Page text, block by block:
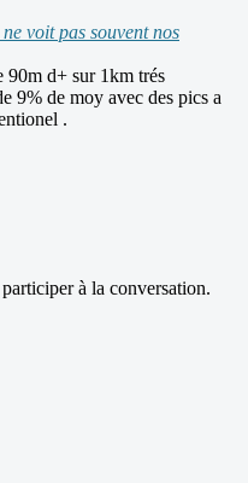
voit pas souvent nos
90m d+ sur 1km trés
9% de moy avec des pics a
.
à la conversation.